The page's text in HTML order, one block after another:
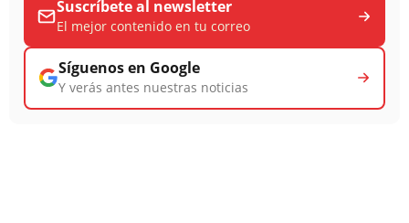
Suscríbete al newsletter
El mejor contenido en tu correo
Síguenos en Google
Y verás antes nuestras noticias